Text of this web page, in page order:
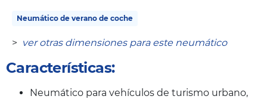
Neumático de verano de coche
> ver otras dimensiones para este neumático
Características:
Neumático para vehículos de turismo urbano,